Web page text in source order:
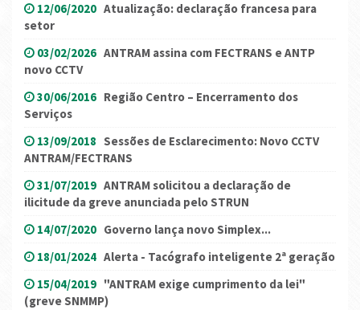
12/06/2020 Atualização: declaração francesa para
setor
03/02/2026 ANTRAM assina com FECTRANS e ANTP
novo CCTV
30/06/2016 Região Centro – Encerramento dos
Serviços
13/09/2018 Sessões de Esclarecimento: Novo CCTV
ANTRAM/FECTRANS
31/07/2019 ANTRAM solicitou a declaração de
ilicitude da greve anunciada pelo STRUN
14/07/2020 Governo lança novo Simplex...
18/01/2024 Alerta - Tacógrafo inteligente 2ª geração
15/04/2019 "ANTRAM exige cumprimento da lei"
(greve SNMMP)